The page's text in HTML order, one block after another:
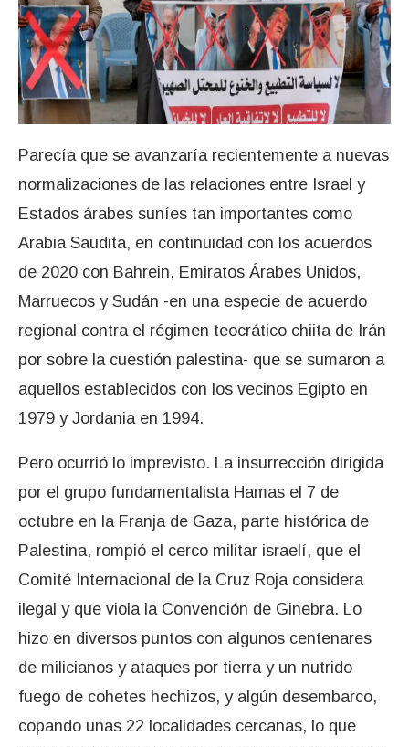
Parecía que se avanzaría recientemente a nuevas
normalizaciones de las relaciones entre Israel y
Estados árabes suníes tan importantes como
Arabia Saudita, en continuidad con los acuerdos
de 2020 con Bahrein, Emiratos Árabes Unidos,
Marruecos y Sudán -en una especie de acuerdo
regional contra el régimen teocrático chiita de Irán
por sobre la cuestión palestina- que se sumaron a
aquellos establecidos con los vecinos Egipto en
1979 y Jordania en 1994.
Pero ocurrió lo imprevisto. La insurrección dirigida
por el grupo fundamentalista Hamas el 7 de
octubre en la Franja de Gaza, parte histórica de
Palestina, rompió el cerco militar israelí, que el
Comité Internacional de la Cruz Roja considera
ilegal y que viola la Convención de Ginebra. Lo
hizo en diversos puntos con algunos centenares
de milicianos y ataques por tierra y un nutrido
fuego de cohetes hechizos, y algún desembarco,
copando unas 22 localidades cercanas, lo que